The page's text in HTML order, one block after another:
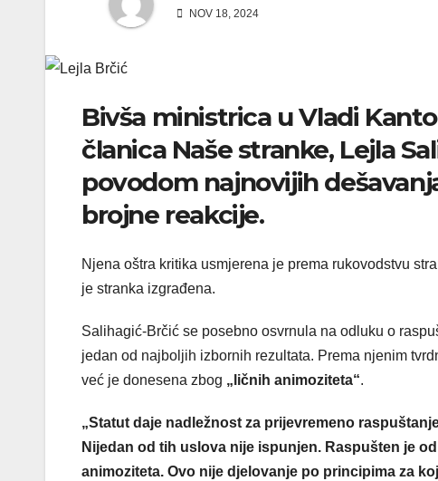
NOV 18, 2024
Bivša ministrica u Vladi
članica Naše stranke, Lejla
povodom najnovijih
brojne reakcije.
Njena oštra kritika usmjerena je prema rukovodstvu
je stranka izgrađena.
Salihagić-Brčić se posebno osvrnula na odluku o
jedan od najboljih izbornih rezultata. Prema njenim
već je donesena zbog „ličnih animoziteta“.
„Statut daje nadležnost za prijevremeno
Nijedan od tih uslova nije ispunjen. Raspušten je
animoziteta. Ovo nije djelovanje po principima za